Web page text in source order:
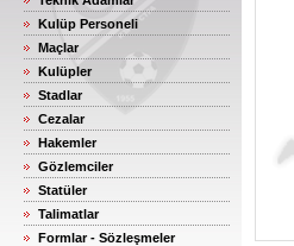
Kulüp Personeli
Maçlar
Kulüpler
Stadlar
Cezalar
Hakemler
Gözlemciler
Statüler
Talimatlar
Formlar - Sözleşmeler